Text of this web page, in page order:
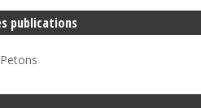
publications